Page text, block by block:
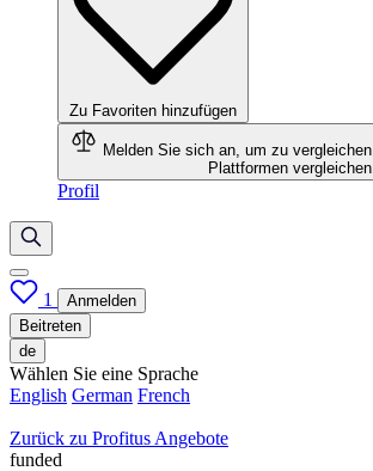
Zu Favoriten hinzufügen
Melden Sie sich an, um zu vergleichen
Plattformen vergleichen.
Profil
1
Anmelden
Beitreten
de
Wählen Sie eine Sprache
English German French
Zurück zu Profitus Angebote
funded